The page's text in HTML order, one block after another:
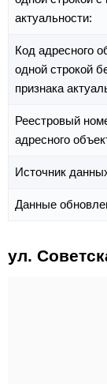
актуальности:
Код адресного
одной строкой
признака
Реестровый
адресного
Источник
Данные
ул.